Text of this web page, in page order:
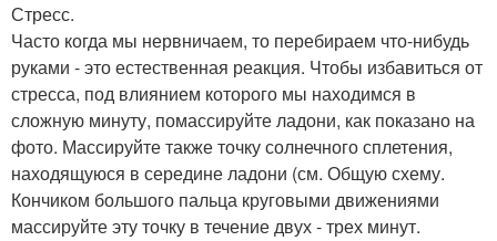
Стресс.
Часто когда мы нервничаем, то перебираем что-нибудь
руками - это естественная реакция. Чтобы избавиться от
стресса, под влиянием которого мы находимся в
сложную минуту, помассируйте ладони, как показано на
фото. Массируйте также точку солнечного сплетения,
находящуюся в середине ладони (см. Общую схему.
Кончиком большого пальца круговыми движениями
массируйте эту точку в течение двух - трех минут.